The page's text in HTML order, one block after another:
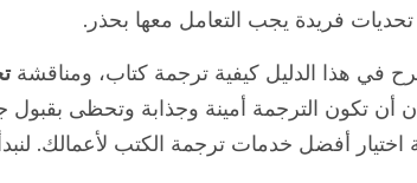
فريدة يجب التعامل معها بحذر.
في هذا الدليل كيفية ترجمة كتاب، ومناقشة
أن تكون الترجمة أمينة وجذابة وتحظى
اختيار أفضل خدمات ترجمة الكتب لأعمالك.